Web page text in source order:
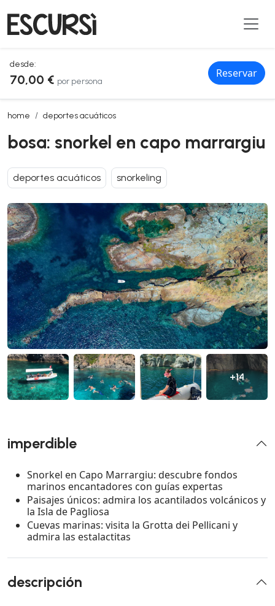
desde:
70,00 € por persona
Reservar
home deportes acuáticos
bosa: snorkel en capo marrargiu
bosa: snorkel en capo marrargiu
deportes acuáticos snorkeling
+14
imperdible
Snorkel en Capo Marrargiu: descubre fondos
marinos encantadores con guías expertas
Paisajes únicos: admira los acantilados volcánicos y
la Isla de Pagliosa
Cuevas marinas: visita la Grotta dei Pellicani y
admira las estalactitas
descripción